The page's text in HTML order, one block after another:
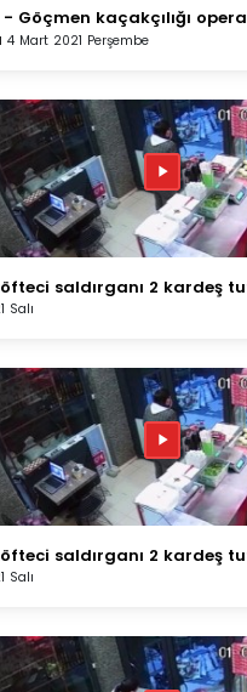
- Göçmen kaçakçılığı
4 Mart 2021 Perşembe
saldırganı 2 kardeş
Salı
saldırganı 2 kardeş
Salı